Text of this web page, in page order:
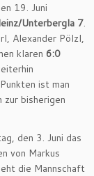
19. Juni
Unterbergla 7.
Alexander Pölzl,
klaren 6:0
ist man
bisherigen
den 3. Juni das
von Markus
die Mannschaft